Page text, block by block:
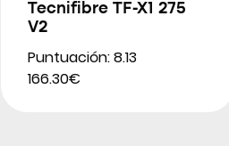
Tecnifibre TF-X1 275
V2
Puntuación: 8.13
166.30€